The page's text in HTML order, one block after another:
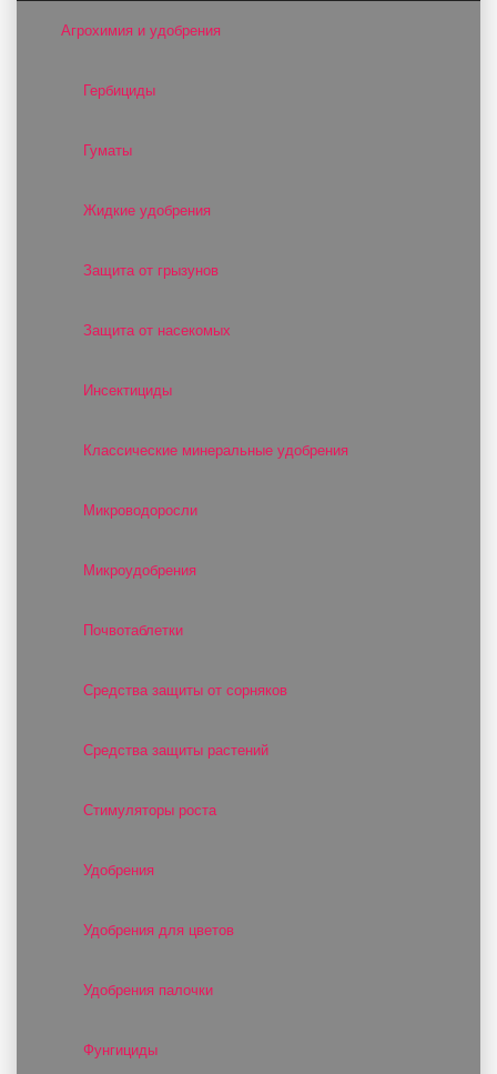
Агрохимия и удобрения
Гербициды
Гуматы
Жидкие удобрения
Защита от грызунов
Защита от насекомых
Инсектициды
Классические минеральные удобрения
Микроводоросли
Микроудобрения
Почвотаблетки
Средства защиты от сорняков
Средства защиты растений
Стимуляторы роста
Удобрения
Удобрения для цветов
Удобрения палочки
Фунгициды